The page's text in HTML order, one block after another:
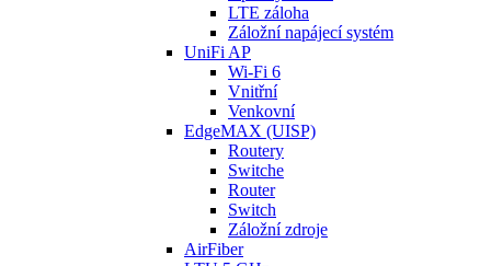
LTE záloha
Záložní napájecí systém
UniFi AP
Wi-Fi 6
Vnitřní
Venkovní
EdgeMAX (UISP)
Routery
Switche
Router
Switch
Záložní zdroje
AirFiber